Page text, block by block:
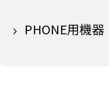
PHONE用機